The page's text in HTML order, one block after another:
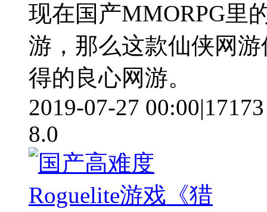
现在国产MMORPG里
游，那么这款仙侠网
得的良心网游。
2019-07-27 00:00|17173
8.0